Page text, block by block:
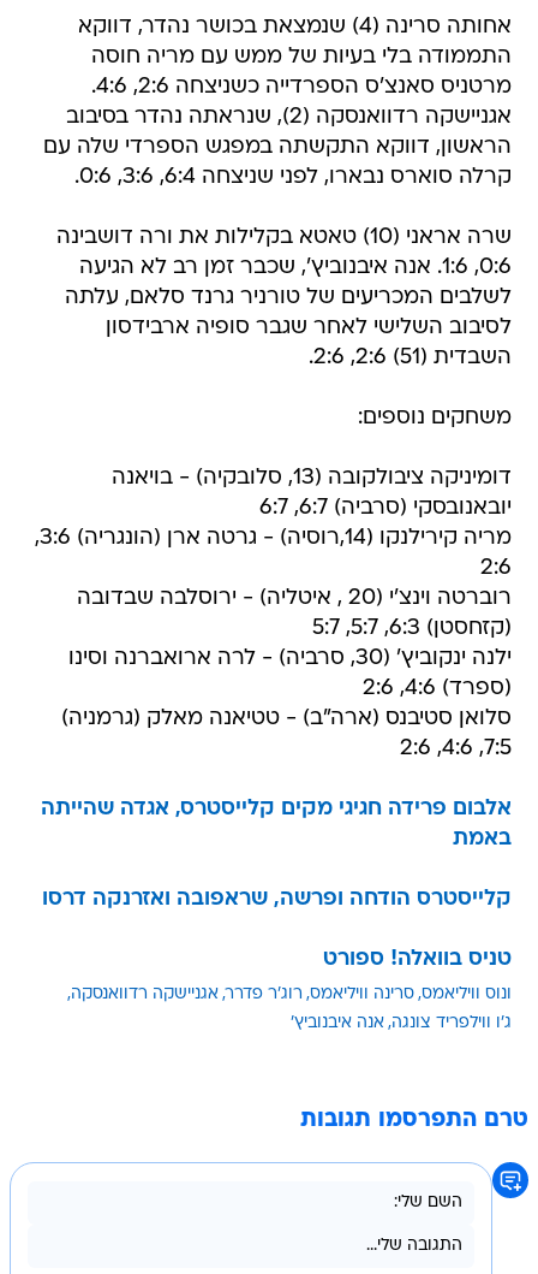
מרטניס סאנצ'ס הספרדייה כשניצחה 2:6, 4:6.
אגניישקה רדוואנסקה (2), שנראתה נהדר בסיבוב
הראשון, דווקא התקשתה במפגש הספרדי שלה עם
קרלה סוארס נבארו, לפני שניצחה 6:4, 3:6, 0:6.
שרה אראני (10) טאטא בקלילות את ורה דושבינה
לשלבים המכריעים של טורניר גרנד סלאם, עלתה
לסיבוב השלישי לאחר שגבר סופיה ארבידסון
השבדית (51) 2:6, 2:6.
משחקים נוספים:
2:6
רוברטה וינצ'י (20 , איטליה) - ירוסלבה שבדובה
(קזחסטן) 6:3, 5:7, 5:7
ילנה ינקוביץ' (30, סרביה) - לרה ארואברנה וסינו
(ספרד) 4:6, 2:6
סלואן סטיבנס (ארה"ב) - טטיאנה מאלק (גרמניה)
7:5, 4:6, 2:6
אלבום פרידה חגיגי מקים קלייסטרס, אגדה שהייתה
קלייסטרס הודחה ופרשה, שראפובה ואזרנקה דרסו
טניס בוואלה! ספורט
ג'ו ווילפריד צונגה אנה איבנוביץ'